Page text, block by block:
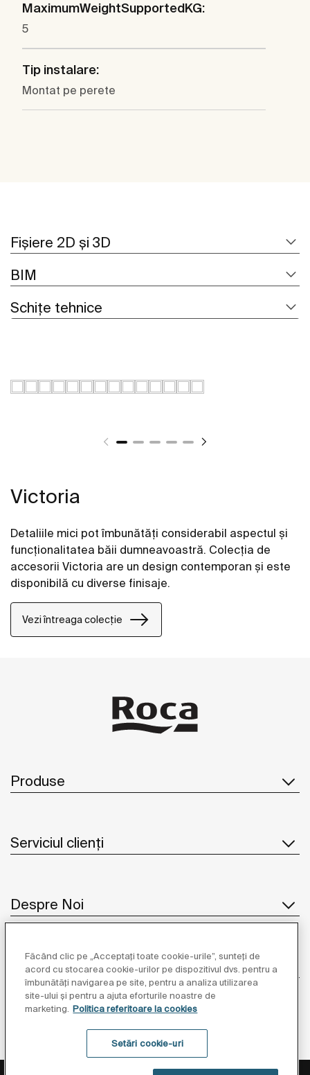
MaximumWeightSupportedKG:
5
Tip instalare:
Montat pe perete
Fișiere 2D și 3D
BIM
Schițe tehnice
Victoria
Detaliile mici pot îmbunătăți considerabil aspectul și
funcționalitatea băii dumneavoastră. Colecția de
accesorii Victoria are un design contemporan și este
disponibilă cu diverse finisaje.
Vezi întreaga colecție
Produse
Serviciul clienți
Despre Noi
Inspirație
Unde să ne găsiți
Făcând clic pe „Acceptați toate cookie-urile”, sunteți de
acord cu stocarea cookie-urilor pe dispozitivul dvs. pentru a
îmbunătăți navigarea pe site, pentru a analiza utilizarea
site-ului și pentru a ajuta eforturile noastre de
marketing. Politica referitoare la cookies
Setări cookie-uri